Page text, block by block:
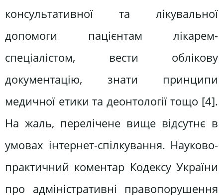
консультативної та лікувальної
допомоги пацієнтам лікарем-
спеціалістом, вести облікову
документацію, знати принципи
медичної етики та деонтології тощо [4].
На жаль, перелічене вище відсутнє в
умовах інтернет-спілкування. Науково-
практичний коментар Кодексу України
про адміністративні правопорушення